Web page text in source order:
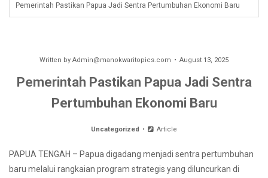
Pemerintah Pastikan Papua Jadi Sentra Pertumbuhan Ekonomi Baru
Written by Admin@manokwaritopics.com August 13, 2025
Pemerintah Pastikan Papua Jadi Sentra
Pertumbuhan Ekonomi Baru
Uncategorized Article
PAPUA TENGAH – Papua digadang menjadi sentra pertumbuhan
baru melalui rangkaian program strategis yang diluncurkan di